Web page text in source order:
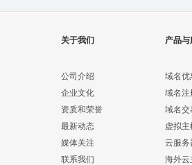
关于我们
公司介绍
企业文化
资质和荣誉
最新动态
媒体关注
联系我们
产品
域名优
域名注
域名交
虚拟主
云服务
海外云